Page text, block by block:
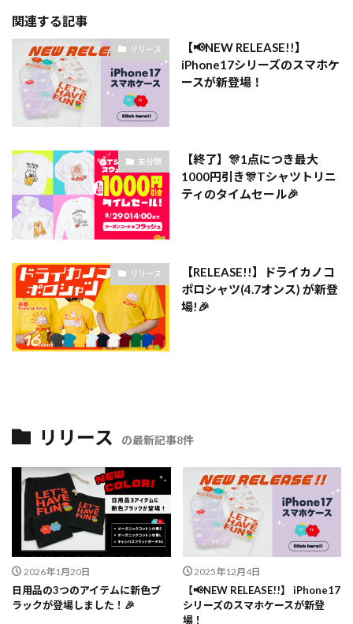
関連する記事
リリース
【📢NEW RELEASE!!】
iPhone17シリーズのスマホケ
ースが新登場！
未分類
【終了】🎊1点につき最大
1000円引き🎊Tシャツトリニ
ティのタイムセール🎉
リリース
【RELEASE!!】ドライカノコ
ポロシャツ(4.7オンス) が新登
場!🎉
リリース の最新記事8件
2026年1月20日
日用品の3つのアイテムに新色ブ
ラックが登場しました！🎉
2025年12月4日
【📢NEW RELEASE!!】 iPhone17
シリーズのスマホケースが新登
場！